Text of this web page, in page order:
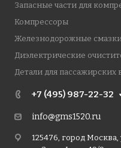
Запасные части для
Компрессоры
Железнодорожные
Диэлектрические
Детали для пассажирских
+7 (495) 987-22-32
info@gms1520.ru
125476, город